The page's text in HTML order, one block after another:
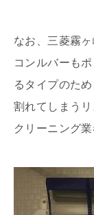
なお、三菱霧
コンルバーも
るタイプのた
割れてしまう
クリーニング